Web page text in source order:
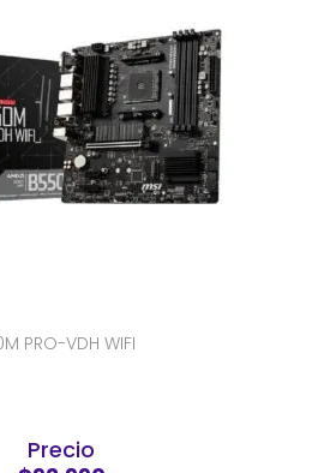
PRO-VDH WIFI
Precio